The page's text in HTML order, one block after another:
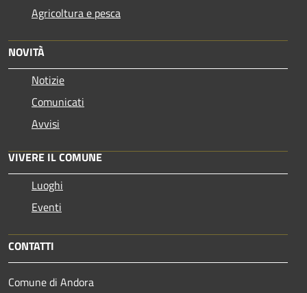
Agricoltura e pesca
NOVITÀ
Notizie
Comunicati
Avvisi
VIVERE IL COMUNE
Luoghi
Eventi
CONTATTI
Comune di Andora